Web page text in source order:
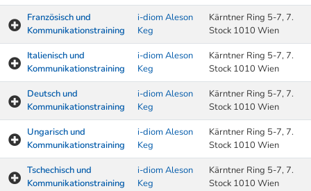
Französisch und
Kommunikationstraining
i-diom Aleson
Keg
Kärntner Ring 5-7, 7.
Stock 1010 Wien
Italienisch und
Kommunikationstraining
i-diom Aleson
Keg
Kärntner Ring 5-7, 7.
Stock 1010 Wien
Deutsch und
Kommunikationstraining
i-diom Aleson
Keg
Kärntner Ring 5-7, 7.
Stock 1010 Wien
Ungarisch und
Kommunikationstraining
i-diom Aleson
Keg
Kärntner Ring 5-7, 7.
Stock 1010 Wien
Tschechisch und
Kommunikationstraining
i-diom Aleson
Keg
Kärntner Ring 5-7, 7.
Stock 1010 Wien